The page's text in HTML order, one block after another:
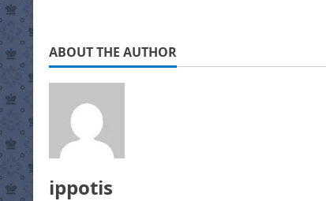
ABOUT THE AUTHOR
ippotis